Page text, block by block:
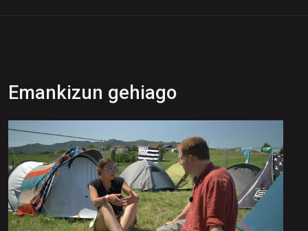
Emankizun gehiago